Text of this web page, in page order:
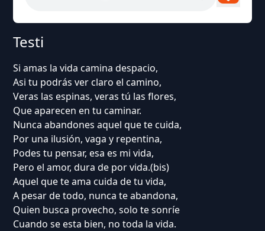
Testi
Si amas la vida camina despacio,
Asi tu podrás ver claro el camino,
Veras las espinas, veras tú las flores,
Que aparecen en tu caminar.
Nunca abandones aquel que te cuida,
Por una ilusión, vaga y repentina,
Podes tu pensar, esa es mi vida,
Pero el amor, dura de por vida.(bis)
Aquel que te ama cuida de tu vida,
A pesar de todo, nunca te abandona,
Quien busca provecho, solo te sonríe
Cuando se esta bien, no toda la vida.